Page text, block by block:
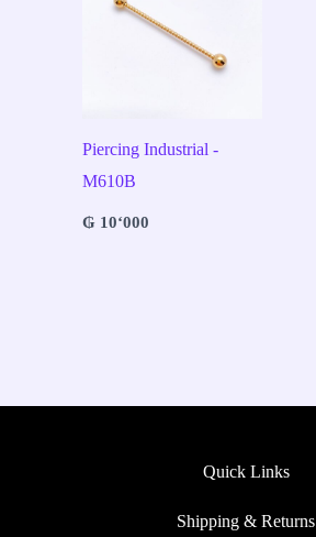
Piercing Industrial -
M610B
₲10‘000
Quick Links
Shipping & Returns